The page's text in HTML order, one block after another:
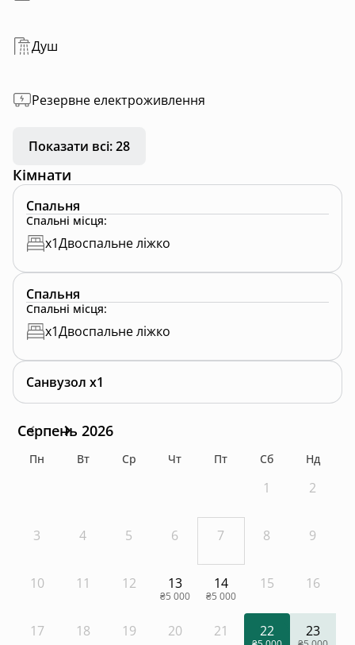
Душ
Резервне електроживлення
Показати всі: 28
Кімнати
Спальня
Спальні місця:
x1Двоспальне ліжко
Спальня
Спальні місця:
x1Двоспальне ліжко
Санвузол x1
Серпень 2026
Пн Вт Ср Чт Пт Сб Нд
1 2
3 4 5 6 7 8 9
10 11 12 13
₴5 000
14
₴5 000
15 16
17 18 19 20 21 22 23